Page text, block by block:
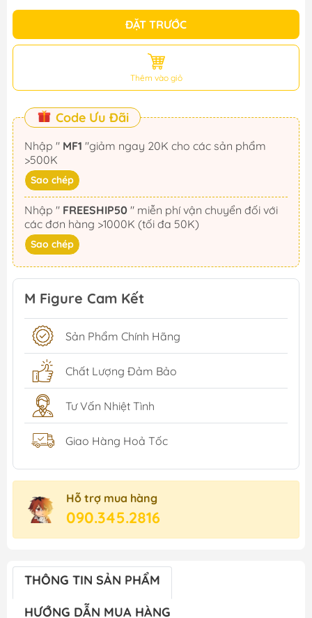
ĐẶT TRƯỚC
Thêm vào giỏ
Code Ưu Đãi
Nhập " MF1
>500K
Sao chép
Nhập " FREESHIP50
các đơn hàng >1000K (tối đa 50K)
Sao chép
M Figure Cam Kết
Sản Phẩm Chính Hãng
Chất Lượng Đảm Bảo
Tư Vấn Nhiệt Tình
Giao Hàng Hoả Tốc
Hỗ trợ mua hàng
090.345.2816
THÔNG TIN SẢN PHẨM
HƯỚNG DẪN MUA HÀNG